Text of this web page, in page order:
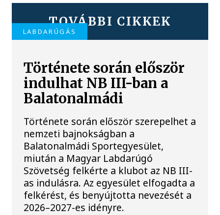
TOVÁBBI CIKKEK
LABDARÚGÁS
Története során először
indulhat NB III-ban a
Balatonalmádi
Története során először szerepelhet a
nemzeti bajnokságban a
Balatonalmádi Sportegyesület,
miután a Magyar Labdarúgó
Szövetség felkérte a klubot az NB III-
as indulásra. Az egyesület elfogadta a
felkérést, és benyújtotta nevezését a
2026–2027-es idényre.